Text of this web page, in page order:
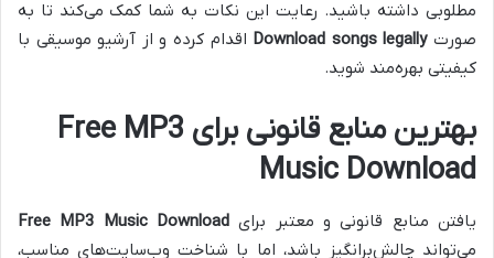
مطلوبی داشته باشید. رعایت این نکات به شما کمک می‌کند تا به
صورتDownload songs legally اقدام کرده و از آرشیو موسیقی با
کیفیتی بهره‌مند شوید.
بهترین منابع قانونی برای Free MP3
Music Download
یافتن منابع قانونی و معتبر برای Free MP3 Music Download
می‌تواند چالش‌برانگیز باشد، اما با شناخت وب‌سایت‌های مناسب،